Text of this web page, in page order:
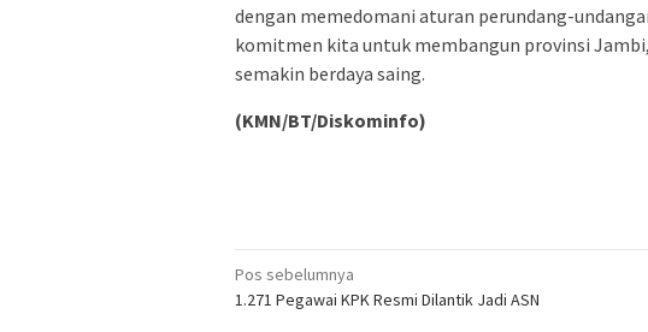
dengan memedomani aturan perundang-
komitmen kita untuk membangun provinsi
semakin berdaya saing.
(KMN/BT/Diskominfo)
Navigasi
pos
Pos sebelumnya
1.271 Pegawai KPK Resmi Dilantik Jadi ASN